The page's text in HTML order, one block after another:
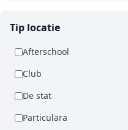
Tip locatie
Afterschool
Club
De stat
Particulara